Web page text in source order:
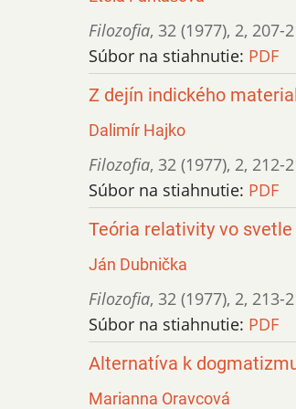
Filozofia, 32 (1977), 2, 207-
Súbor na stiahnutie: PDF
Z dejín indického
Dalimír Hajko
Filozofia, 32 (1977), 2, 212-
Súbor na stiahnutie: PDF
Teória relativity vo
Ján Dubnička
Filozofia, 32 (1977), 2, 213-
Súbor na stiahnutie: PDF
Alternatíva k
Marianna Oravcová